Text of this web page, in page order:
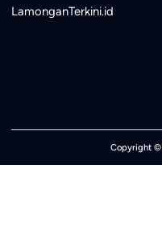
LamonganTerkini.id
Copyright ©